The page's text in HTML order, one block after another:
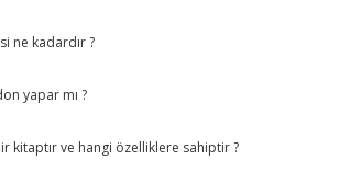
ne kadardır ?
yapar mı ?
kitaptır ve hangi özelliklere sahiptir ?